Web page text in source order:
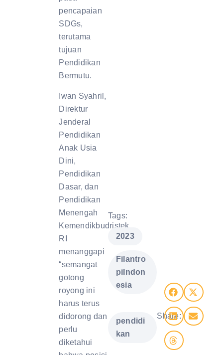
pencapaian
SDGs,
terutama
tujuan
Pendidikan
Bermutu.
Iwan Syahril,
Direktur
Jenderal
Pendidikan
Anak Usia
Dini,
Pendidikan
Dasar, dan
Pendidikan
Menengah
Kemendikbudristek
RI
menanggapi
“semangat
gotong
royong ini
harus terus
didorong dan
perlu
diketahui
Tags:
2023
Filantro
piIndon
esia
pendidi
kan
Share: